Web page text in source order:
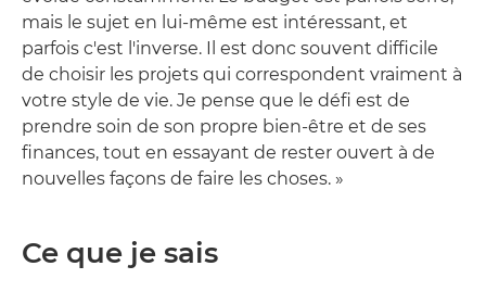
mais le sujet en lui-même est intéressant, et
parfois c'est l'inverse. Il est donc souvent difficile
de choisir les projets qui correspondent vraiment à
votre style de vie. Je pense que le défi est de
prendre soin de son propre bien-être et de ses
finances, tout en essayant de rester ouvert à de
nouvelles façons de faire les choses. »
Ce que je sais